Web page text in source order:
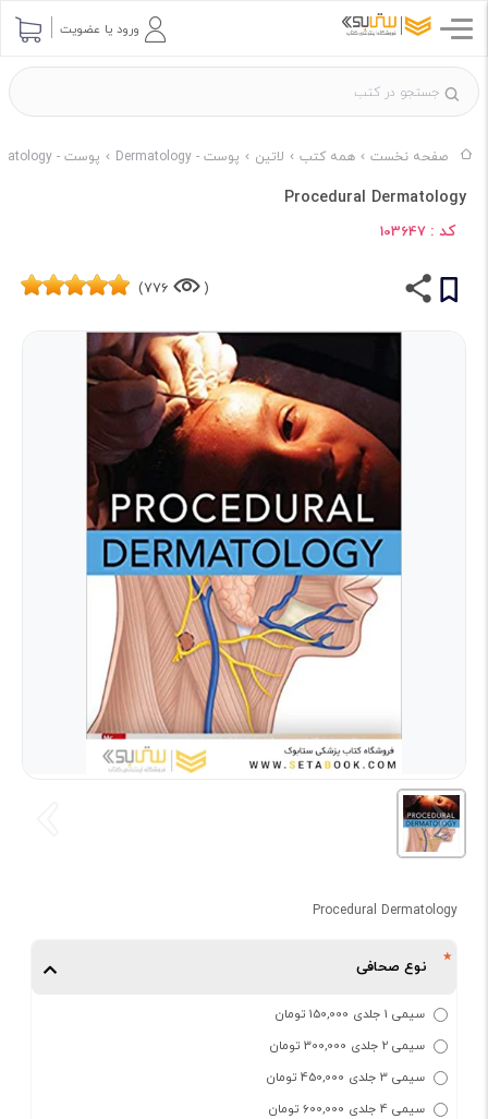
ورود یا عضویت
صفحه نخست همه کتب لاتین پوست - Dermatology پوست - Dermatology ناشر ELSEVIER
Procedural Dermatology
کد : 103647
(
776)
Procedural Dermatology
نوع صحافی
سیمی 1 جلدی 150,000 تومان
سیمی 2 جلدی 300,000 تومان
سیمی 3 جلدی 450,000 تومان
سیمی 4 جلدی 600,000 تومان